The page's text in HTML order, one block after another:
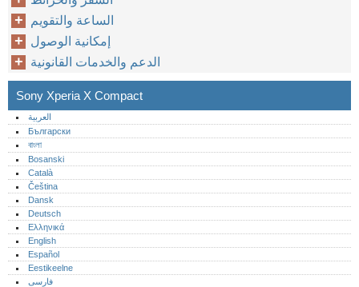
الساعة والتقويم
إمكانية الوصول
الدعم والخدمات القانونية
Sony Xperia X Compact
العربية
Български
বাংলা
Bosanski
Català
Čeština
Dansk
Deutsch
Ελληνικά
English
Español
Eestikeelne
فارسی